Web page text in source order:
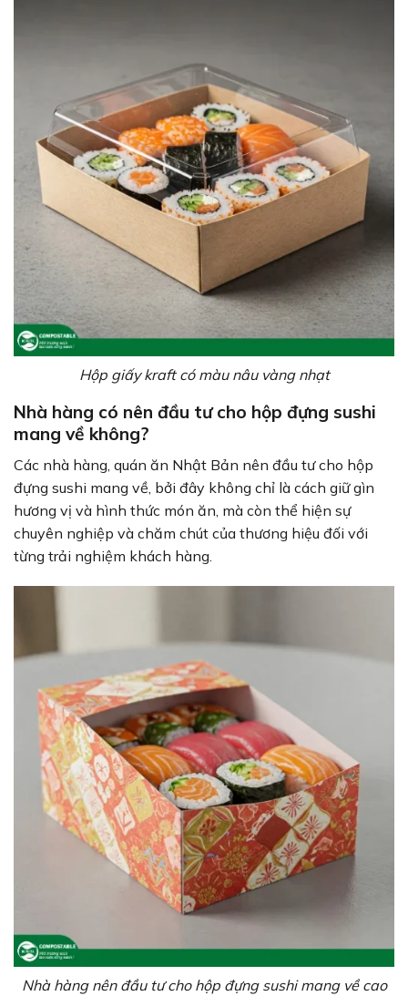
Hộp giấy kraft có màu nâu vàng nhạt
Nhà hàng có nên đầu tư cho hộp đựng sushi
mang về không?
Các nhà hàng, quán ăn Nhật Bản nên đầu tư cho hộp
đựng sushi mang về, bởi đây không chỉ là cách giữ gìn
hương vị và hình thức món ăn, mà còn thể hiện sự
chuyên nghiệp và chăm chút của thương hiệu đối với
từng trải nghiệm khách hàng.
Nhà hàng nên đầu tư cho hộp đựng sushi mang về cao